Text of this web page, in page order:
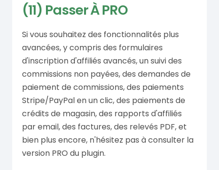
(11) Passer À PRO
Si vous souhaitez des fonctionnalités plus
avancées, y compris des formulaires
d'inscription d'affiliés avancés, un suivi des
commissions non payées, des demandes de
paiement de commissions, des paiements
Stripe/PayPal en un clic, des paiements de
crédits de magasin, des rapports d'affiliés
par email, des factures, des relevés PDF, et
bien plus encore, n'hésitez pas à consulter la
version PRO du plugin.